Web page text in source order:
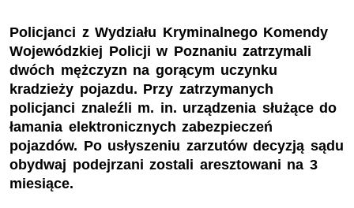
Policjanci z Wydziału Kryminalnego Komendy
Wojewódzkiej Policji w Poznaniu zatrzymali
dwóch mężczyzn na gorącym uczynku
kradzieży pojazdu. Przy zatrzymanych
policjanci znaleźli m. in. urządzenia służące do
łamania elektronicznych zabezpieczeń
pojazdów. Po usłyszeniu zarzutów decyzją sądu
obydwaj podejrzani zostali aresztowani na 3
miesiące.